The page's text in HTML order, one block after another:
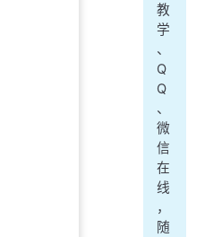
教
学
、
Q
Q
、
微
信
在
线
，
随